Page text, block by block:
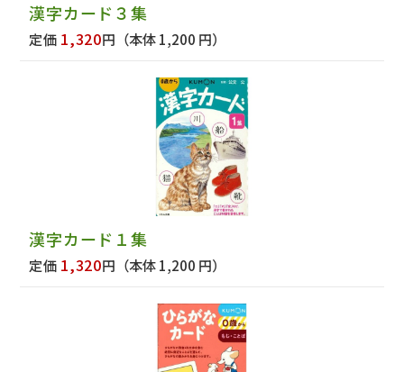
漢字カード３集
定価 1,320円 （本体 1,200 円）
漢字カード１集
定価 1,320円 （本体 1,200 円）